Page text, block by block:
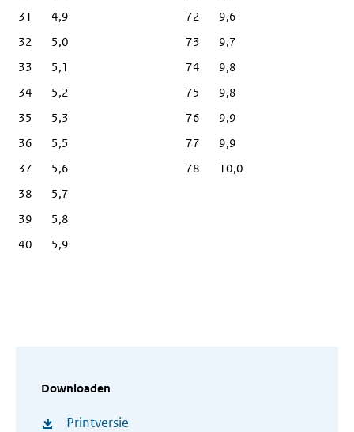
Downloaden
Printversie
31
4,9
32
5,0
33
5,1
34
5,2
35
5,3
36
5,5
37
5,6
38
5,7
39
5,8
40
5,9
72
9,6
73
9,7
74
9,8
75
9,8
76
9,9
77
9,9
78
10,0